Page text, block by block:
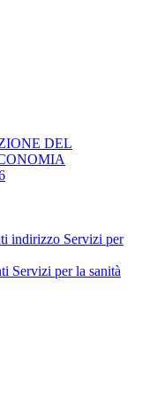
DEL
indirizzo Servizi per
Servizi per la sanità